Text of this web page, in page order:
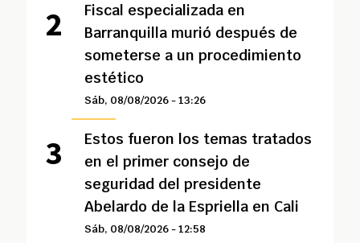
Fiscal especializada en
Barranquilla murió después de
someterse a un procedimiento
estético
Sáb, 08/08/2026 - 13:26
Estos fueron los temas tratados
en el primer consejo de
seguridad del presidente
Abelardo de la Espriella en Cali
Sáb, 08/08/2026 - 12:58